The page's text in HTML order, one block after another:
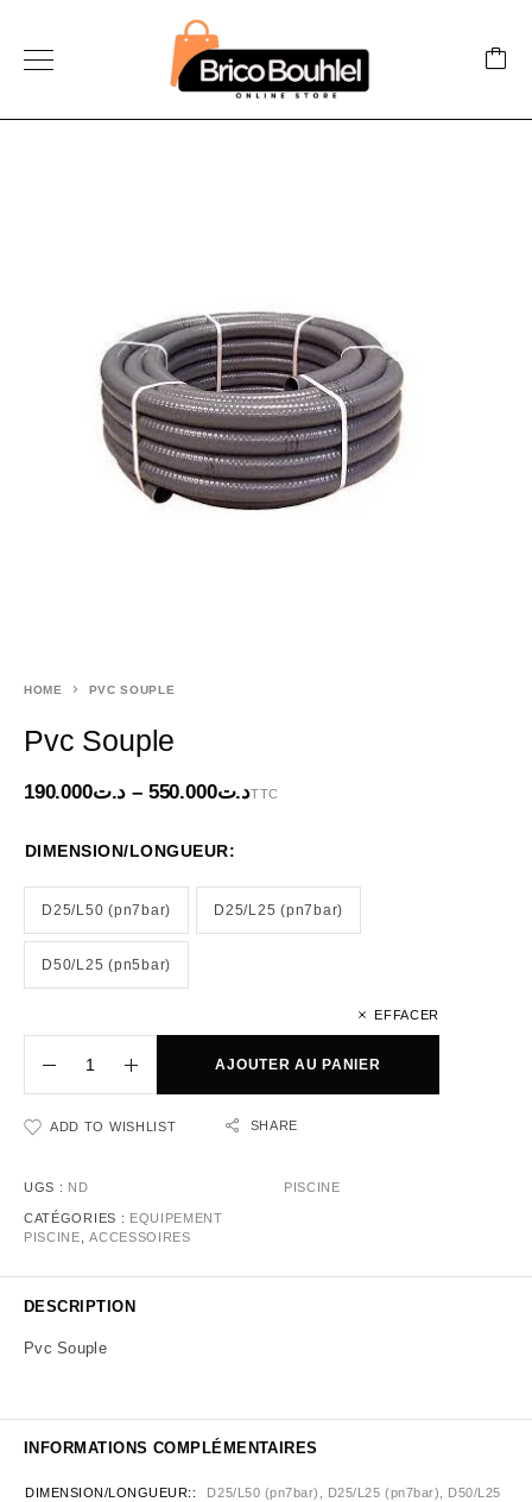
HOME PVC SOUPLE
Pvc Souple
د.ت190.000 – د.ت550.000 TTC
DIMENSION/LONGUEUR:
D25/L50 (pn7bar) D25/L25 (pn7bar)
D50/L25 (pn5bar)
EFFACER
AJOUTER AU PANIER
ADD TO WISHLIST SHARE
UGS : ND
CATÉGORIES : EQUIPEMENT
PISCINE ,ACCESSOIRES
PISCINE
DESCRIPTION
Pvc Souple
INFORMATIONS COMPLÉMENTAIRES
DIMENSION/LONGUEUR:
D25/L50 (pn7bar), D25/L25 (pn7bar), D50/L25